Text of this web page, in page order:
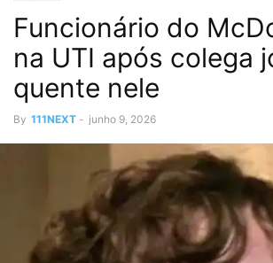
Funcionário do
na UTI após colega
quente nele
By 111NEXT - junho 9, 2026